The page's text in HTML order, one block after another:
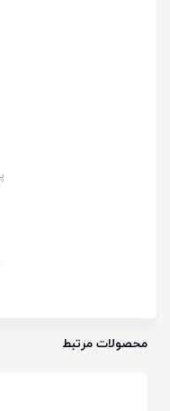
محصولات مرتبط